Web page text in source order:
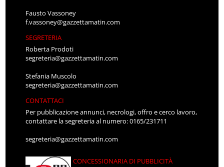
Fausto Vassoney
f.vassoney@gazzettamatin.com
SEGRETERIA
Roberta Prodoti
segreteria@gazzettamatin.com
Stefania Muscolo
segreteria@gazzettamatin.com
CONTATTACI
Per pubblicazione annunci, necrologi, offro e cerco lavoro,
contattare la segreteria al numero: 0165/231711
segreteria@gazzettamatin.com
CONCESSIONARIA DI PUBBLICITÀ